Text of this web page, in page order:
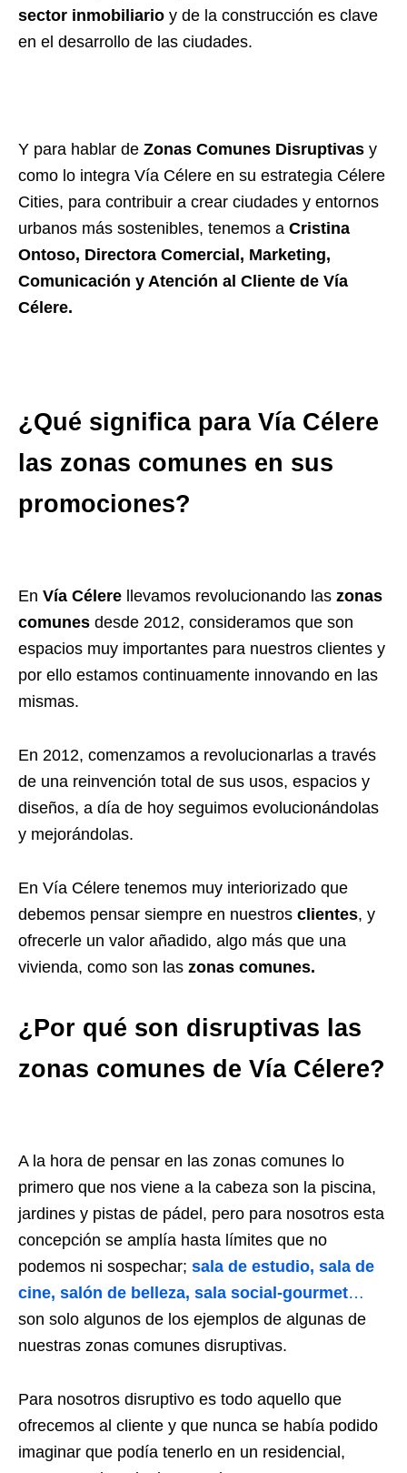
sector inmobiliario y de la construcción es clave
en el desarrollo de las ciudades.
Y para hablar de Zonas Comunes Disruptivas y
como lo integra Vía Célere en su estrategia Célere
Cities, para contribuir a crear ciudades y entornos
urbanos más sostenibles, tenemos a Cristina
Ontoso, Directora Comercial, Marketing,
Comunicación y Atención al Cliente de Vía
Célere.
¿Qué significa para Vía Célere
las zonas comunes en sus
promociones?
En Vía Célere llevamos revolucionando las zonas
comunes desde 2012, consideramos que son
espacios muy importantes para nuestros clientes y
por ello estamos continuamente innovando en las
mismas.
En 2012, comenzamos a revolucionarlas a través
de una reinvención total de sus usos, espacios y
diseños, a día de hoy seguimos evolucionándolas
y mejorándolas.
En Vía Célere tenemos muy interiorizado que
debemos pensar siempre en nuestros clientes, y
ofrecerle un valor añadido, algo más que una
vivienda, como son las zonas comunes.
¿Por qué son disruptivas las
zonas comunes de Vía Célere?
A la hora de pensar en las zonas comunes lo
primero que nos viene a la cabeza son la piscina,
jardines y pistas de pádel, pero para nosotros esta
concepción se amplía hasta límites que no
podemos ni sospechar; sala de estudio, sala de
cine, salón de belleza, sala social-gourmet…
son solo algunos de los ejemplos de algunas de
nuestras zonas comunes disruptivas.
Para nosotros disruptivo es todo aquello que
ofrecemos al cliente y que nunca se había podido
imaginar que podía tenerlo en un residencial,